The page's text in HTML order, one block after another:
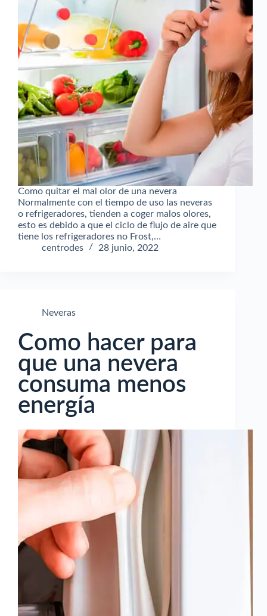
Como quitar el mal olor de una nevera
Normalmente con el tiempo de uso las neveras
o refrigeradores, tienden a coger malos olores,
esto es debido a que el ciclo de flujo de aire que
tiene los refrigeradores no Frost,…
centrodes
28 junio, 2022
Neveras
Como hacer para
que una nevera
consuma menos
energía